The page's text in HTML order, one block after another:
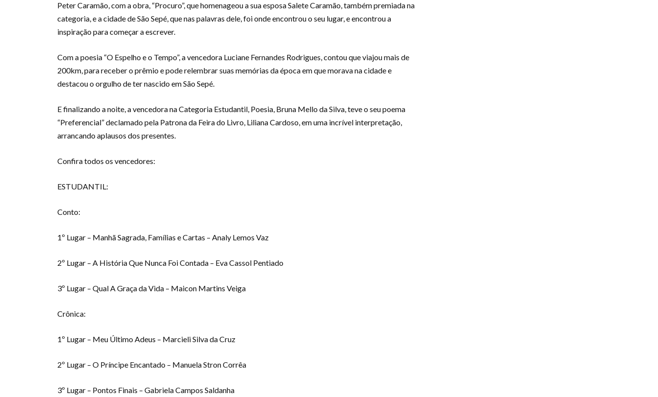
Peter Caramão, com a obra, “Procuro”, que homenageou a sua esposa Salete Caramão, também premiada na
categoria, e a cidade de São Sepé, que nas palavras dele, foi onde encontrou o seu lugar, e encontrou a
inspiração para começar a escrever.
Com a poesia “O Espelho e o Tempo”, a vencedora Luciane Fernandes Rodrigues, contou que viajou mais de
200km, para receber o prêmio e pode relembrar suas memórias da época em que morava na cidade e
destacou o orgulho de ter nascido em São Sepé.
E finalizando a noite, a vencedora na Categoria Estudantil, Poesia, Bruna Mello da Silva, teve o seu poema
“Preferencial” declamado pela Patrona da Feira do Livro, Liliana Cardoso, em uma incrível interpretação,
arrancando aplausos dos presentes.
Confira todos os vencedores:
ESTUDANTIL:
Conto:
1º Lugar – Manhã Sagrada, Famílias e Cartas – Analy Lemos Vaz
2º Lugar – A História Que Nunca Foi Contada – Eva Cassol Pentiado
3º Lugar – Qual A Graça da Vida – Maicon Martins Veiga
Crônica:
1º Lugar – Meu Último Adeus – Marcieli Silva da Cruz
2º Lugar – O Príncipe Encantado – Manuela Stron Corrêa
3º Lugar – Pontos Finais – Gabriela Campos Saldanha